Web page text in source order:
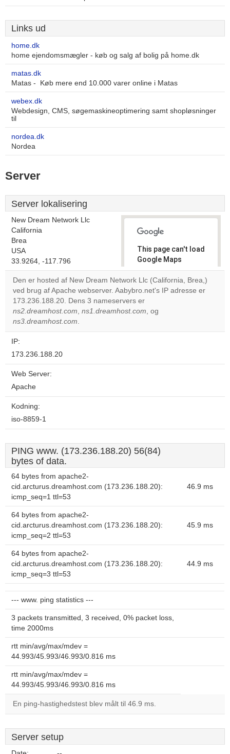
Links ud
home.dk
home ejendomsmægler - køb og salg af bolig på home.dk
matas.dk
Matas - Køb mere end 10.000 varer online i Matas
webex.dk
Webdesign, CMS, søgemaskineoptimering samt shopløsninger
til
nordea.dk
Nordea
Server
Server lokalisering
New Dream Network Llc
California
Brea
USA
33.9264, -117.796
This page can't load
Google Maps
correctly.
Do you
own this
website?
Den er hosted af New Dream Network Llc (California, Brea,)
ved brug af Apache webserver. Aabybro.net's IP adresse er
173.236.188.20. Dens 3 nameservers er
ns2.dreamhost.com, ns1.dreamhost.com, og
ns3.dreamhost.com.
IP:
173.236.188.20
Web Server:
Apache
Kodning:
iso-8859-1
PING www. (173.236.188.20) 56(84)
bytes of data.
64 bytes from apache2-
cid.arcturus.dreamhost.com (173.236.188.20):
icmp_seq=1 ttl=53
46.9 ms
64 bytes from apache2-
cid.arcturus.dreamhost.com (173.236.188.20):
icmp_seq=2 ttl=53
45.9 ms
64 bytes from apache2-
cid.arcturus.dreamhost.com (173.236.188.20):
icmp_seq=3 ttl=53
44.9 ms
--- www. ping statistics ---
3 packets transmitted, 3 received, 0% packet loss,
time 2000ms
rtt min/avg/max/mdev =
44.993/45.993/46.993/0.816 ms
rtt min/avg/max/mdev =
44.993/45.993/46.993/0.816 ms
En ping-hastighedstest blev målt til 46.9 ms.
Server setup